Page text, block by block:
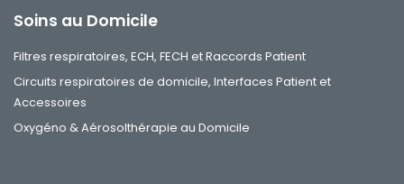
Soins au Domicile
Filtres respiratoires, ECH, FECH et Raccords Patient
Circuits respiratoires de domicile, Interfaces Patient et
Accessoires
Oxygéno & Aérosolthérapie au Domicile